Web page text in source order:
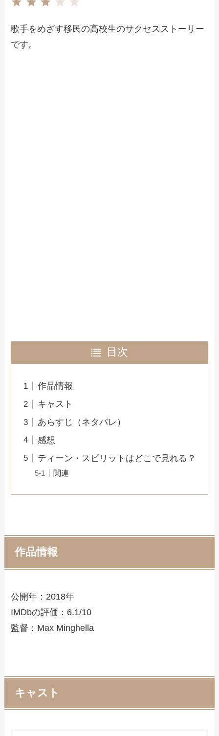
歌手をめざす移民の高校生のサクセスストーリー
です。
目次
作品情報
キャスト
あらすじ（ネタバレ）
感想
ティーン・スピリットはどこで見れる？
関連
作品情報
公開年：2018年
IMDbの評価：6.1/10
監督：Max Minghella
キャスト